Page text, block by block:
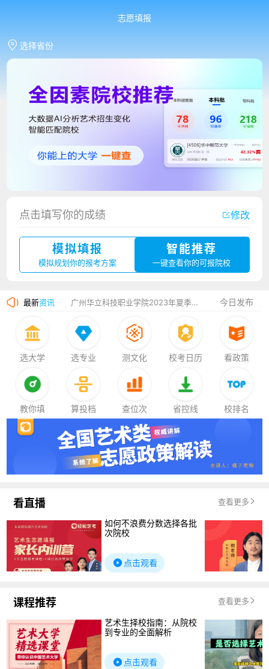
志愿填报
选择省份
点击填写你的成绩 修改
模拟填报
模拟规划你的报考方案
智能推荐
一键查看你的可报院校
最新资讯
香港中文大学（深圳）2023年夏季高考招生简章
广州华立科技职业学院2023年夏季高考招生简章
湛江幼儿师范专科学校2023年夏季高考招生简章
今日发布
选大学 选专业 测文化 校考日历 看政策
教你填 算投档 查位次 省控线 校排名
看直播 查看更多
如何不浪费分数选择各批
次院校
点击观看
课程推荐 查看更多
艺术生择校指南：从院校
到专业的全面解析
点击观看